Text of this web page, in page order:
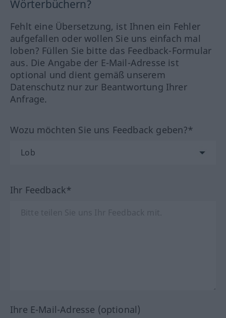
Wörterbüchern?
Fehlt eine Übersetzung, ist Ihnen ein Fehler
aufgefallen oder wollen Sie uns einfach mal
loben? Füllen Sie bitte das Feedback-Formular
aus. Die Angabe der E-Mail-Adresse ist
optional und dient gemäß unserem
Datenschutz nur zur Beantwortung Ihrer
Anfrage.
Wozu möchten Sie uns Feedback geben?*
Ihr Feedback*
Ihre E-Mail-Adresse (optional)